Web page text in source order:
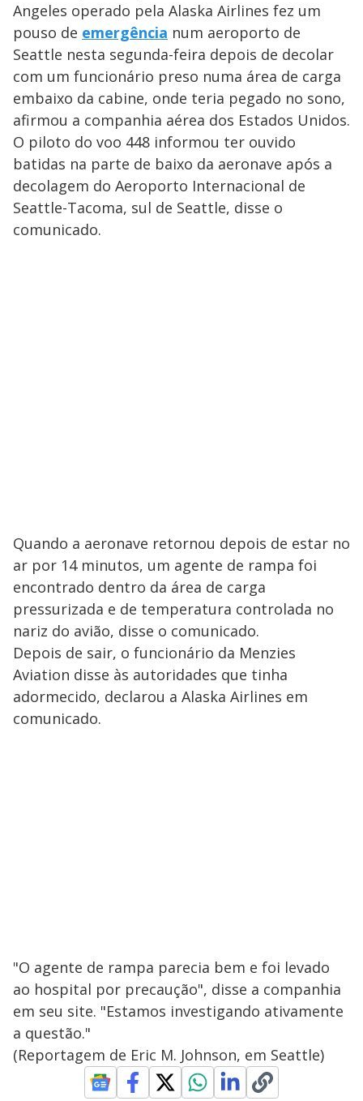
Angeles operado pela Alaska Airlines fez um
pouso de emergência num aeroporto de
Seattle nesta segunda-feira depois de decolar
com um funcionário preso numa área de carga
embaixo da cabine, onde teria pegado no sono,
afirmou a companhia aérea dos Estados Unidos.
O piloto do voo 448 informou ter ouvido
batidas na parte de baixo da aeronave após a
decolagem do Aeroporto Internacional de
Seattle-Tacoma, sul de Seattle, disse o
comunicado.
Quando a aeronave retornou depois de estar no
ar por 14 minutos, um agente de rampa foi
encontrado dentro da área de carga
pressurizada e de temperatura controlada no
nariz do avião, disse o comunicado.
Depois de sair, o funcionário da Menzies
Aviation disse às autoridades que tinha
adormecido, declarou a Alaska Airlines em
comunicado.
"O agente de rampa parecia bem e foi levado
ao hospital por precaução", disse a companhia
em seu site. "Estamos investigando ativamente
a questão."
(Reportagem de Eric M. Johnson, em Seattle)